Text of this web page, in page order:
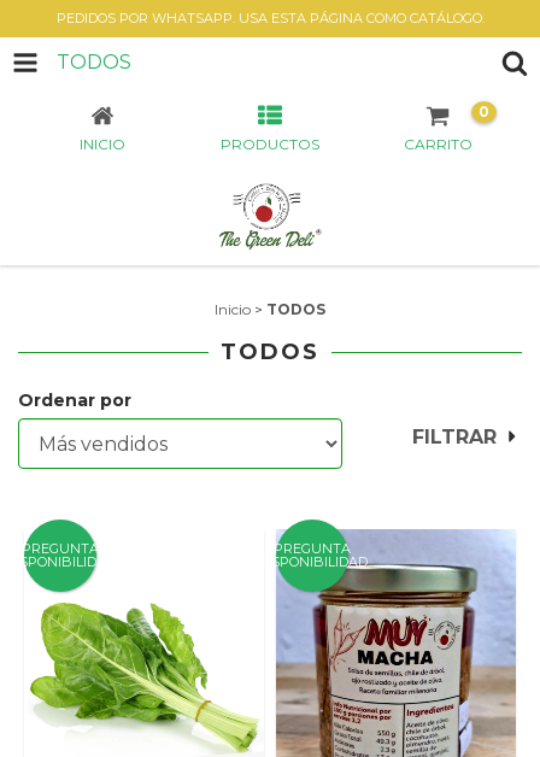
PEDIDOS POR WHATSAPP. USA ESTA PÁGINA COMO CATÁLOGO.
TODOS
INICIO PRODUCTOS CARRITO
0
Inicio > TODOS
TODOS
Ordenar por
FILTRAR
PREGUNTA
DISPONIBILIDAD
PREGUNTA
DISPONIBILIDAD